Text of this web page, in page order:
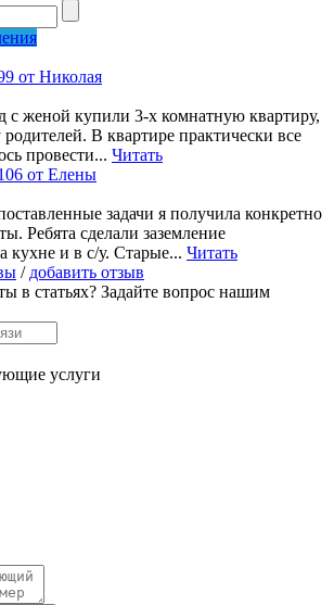
с женой купили 3-х комнатную квартиру,
В квартире практически все
провести... Читать
задачи я получила конкретно
Ребята сделали заземление
кухне и в с/у. Старые... Читать
/ добавить отзыв
в статьях? Задайте вопрос нашим
услуги